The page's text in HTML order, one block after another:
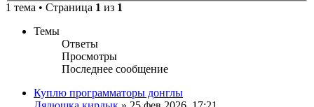
1 тема • Страница 1 из 1
Темы
Ответы
Просмотры
Последнее сообщение
Куплю программаторы донглы